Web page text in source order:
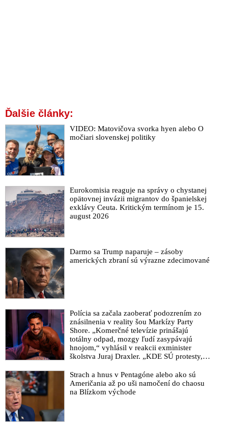
Ďalšie články:
VIDEO: Matovičova svorka hyen alebo O
močiari slovenskej politiky
Eurokomisia reaguje na správy o chystanej
opätovnej invázii migrantov do španielskej
exklávy Ceuta. Kritickým termínom je 15.
august 2026
Darmo sa Trump naparuje – zásoby
amerických zbraní sú výrazne zdecimované
Polícia sa začala zaoberať podozrením zo
znásilnenia v reality šou Markízy Party
Shore. „Komerčné televízie prinášajú
totálny odpad, mozgy ľudí zasypávajú
hnojom,“ vyhlásil v reakcii exminister
školstva Juraj Draxler. „KDE SÚ protesty,
pracovníkov?“ spýtal sa
Strach a hnus v Pentagóne alebo ako sú
Američania až po uši namočení do chaosu
na Blízkom východe